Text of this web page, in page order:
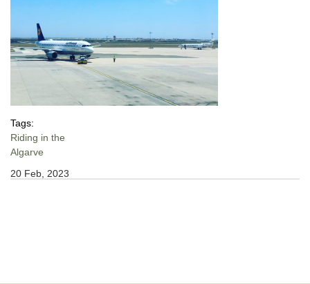
Tags:
Riding in the
Algarve
20 Feb, 2023